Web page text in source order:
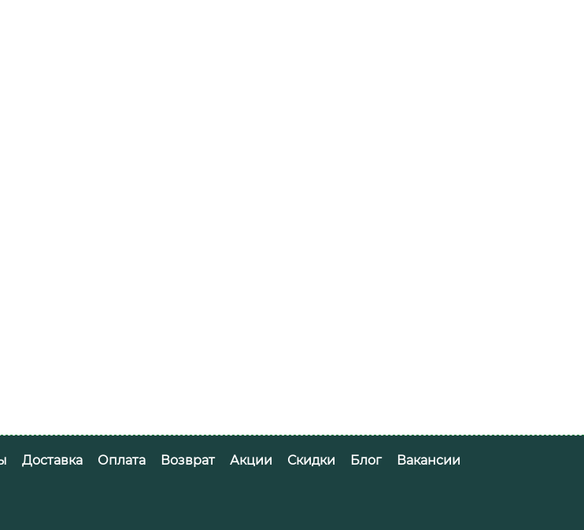
Доставка Оплата Возврат Акции Скидки Блог
Вакансии